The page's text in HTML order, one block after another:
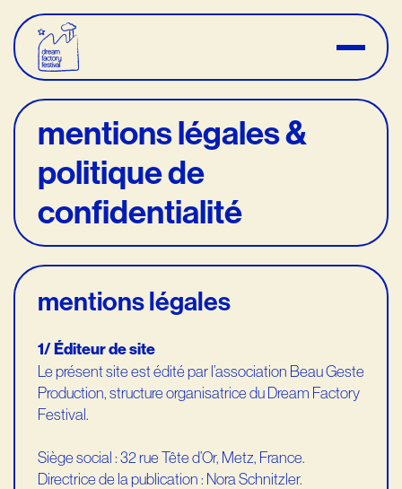
mentions légales &
politique de
confidentialité
mentions légales
1/ Éditeur de site
Le présent site est édité par l’association Beau Geste
Production, structure organisatrice du Dream Factory
Festival.
Siège social : 32 rue Tête d’Or, Metz, France.
Directrice de la publication : Nora Schnitzler.